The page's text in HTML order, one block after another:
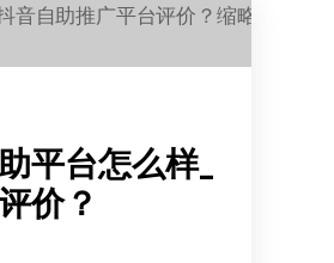
平台怎么样_
价？